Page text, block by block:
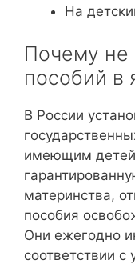
На
Почему не
пособий в
В России
имеющим
материнства,
пособия
Они ежегодно
соответствии